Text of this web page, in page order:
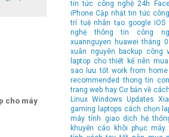
cho máy
tin tức công nghệ 24h
iPhone Cập nhật tin tức
trí tuệ nhân tạo google iOS
nghệ
thông tin công
xuannguyen
huawei tháng
xuân nguyên
backup công
laptop cho thiết kế nên mua
sao lưu tốt work from home
recommended thong tin
trang web hay Cơ bản về
Linux Windows Updates
gaming laptops cách chọn
máy tính
giao dịch hệ
khuyến cáo
khôi phục máy